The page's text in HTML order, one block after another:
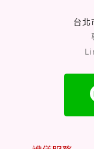
台北